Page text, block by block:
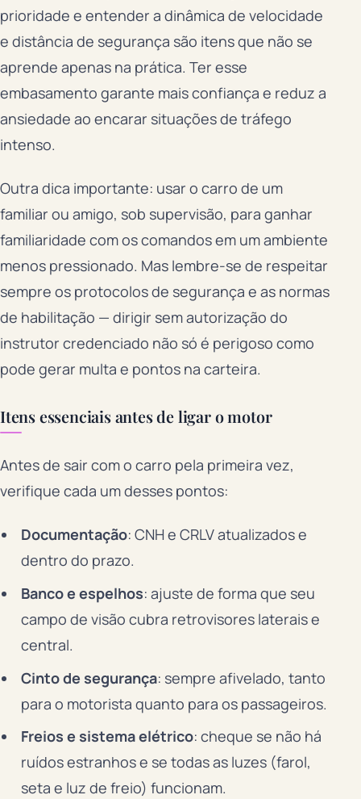
prioridade e entender a dinâmica de velocidade
e distância de segurança são itens que não se
aprende apenas na prática. Ter esse
embasamento garante mais confiança e reduz a
ansiedade ao encarar situações de tráfego
intenso.
Outra dica importante: usar o carro de um
familiar ou amigo, sob supervisão, para ganhar
familiaridade com os comandos em um ambiente
menos pressionado. Mas lembre-se de respeitar
sempre os protocolos de segurança e as normas
de habilitação — dirigir sem autorização do
instrutor credenciado não só é perigoso como
pode gerar multa e pontos na carteira.
Itens essenciais antes de ligar o motor
Antes de sair com o carro pela primeira vez,
verifique cada um desses pontos:
Documentação: CNH e CRLV atualizados e
dentro do prazo.
Banco e espelhos: ajuste de forma que seu
campo de visão cubra retrovisores laterais e
central.
Cinto de segurança: sempre afivelado, tanto
para o motorista quanto para os passageiros.
Freios e sistema elétrico: cheque se não há
ruídos estranhos e se todas as luzes (farol,
seta e luz de freio) funcionam.